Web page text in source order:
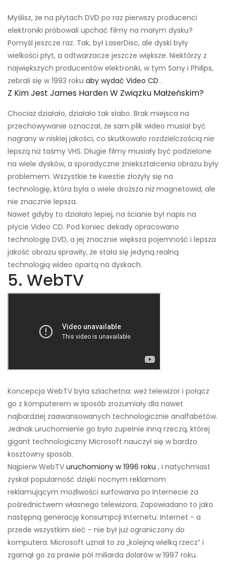
Myślisz, że na płytach DVD po raz pierwszy producenci
elektroniki próbowali upchać filmy na małym dysku?
Pomyśl jeszcze raz. Tak, był LaserDisc, ale dyski były
wielkości płyt, a odtwarzacze jeszcze większe. Niektórzy z
największych producentów elektroniki, w tym Sony i Philips,
zebrali się w 1993 roku aby wydać Video CD .
Z Kim Jest James Harden W Związku Małżeńskim?
Chociaż działało, działało tak słabo. Brak miejsca na
przechowywanie oznaczał, że sam plik wideo musiał być
nagrany w niskiej jakości, co skutkowało rozdzielczością nie
lepszą niż taśmy VHS. Długie filmy musiały być podzielone
na wiele dysków, a sporadyczne zniekształcenia obrazu były
problemem. Wszystkie te kwestie złożyły się na
technologię, która była o wiele droższa niż magnetowid, ale
nie znacznie lepsza.
Nawet gdyby to działało lepiej, na ścianie był napis na
płycie Video CD. Pod koniec dekady opracowano
technologię DVD, a jej znacznie większa pojemność i lepsza
jakość obrazu sprawiły, że stała się jedyną realną
technologią wideo opartą na dyskach.
5. WebTV
Koncepcja WebTV była szlachetna: weź telewizor i połącz
go z komputerem w sposób zrozumiały dla nawet
najbardziej zaawansowanych technologicznie analfabetów.
Jednak uruchomienie go było zupełnie inną rzeczą, której
gigant technologiczny Microsoft nauczył się w bardzo
kosztowny sposób.
Najpierw WebTV uruchomiony w 1996 roku , i natychmiast
zyskał popularność dzięki nocnym reklamom
reklamującym możliwości surfowania po Internecie za
pośrednictwem własnego telewizora. Zapowiadano to jako
następną generację konsumpcji Internetu: Internet - a
przede wszystkim sieć - nie był już ograniczony do
komputera. Microsoft uznał to za „kolejną wielką rzecz” i
zgarnął go za prawie pół miliarda dolarów w 1997 roku.